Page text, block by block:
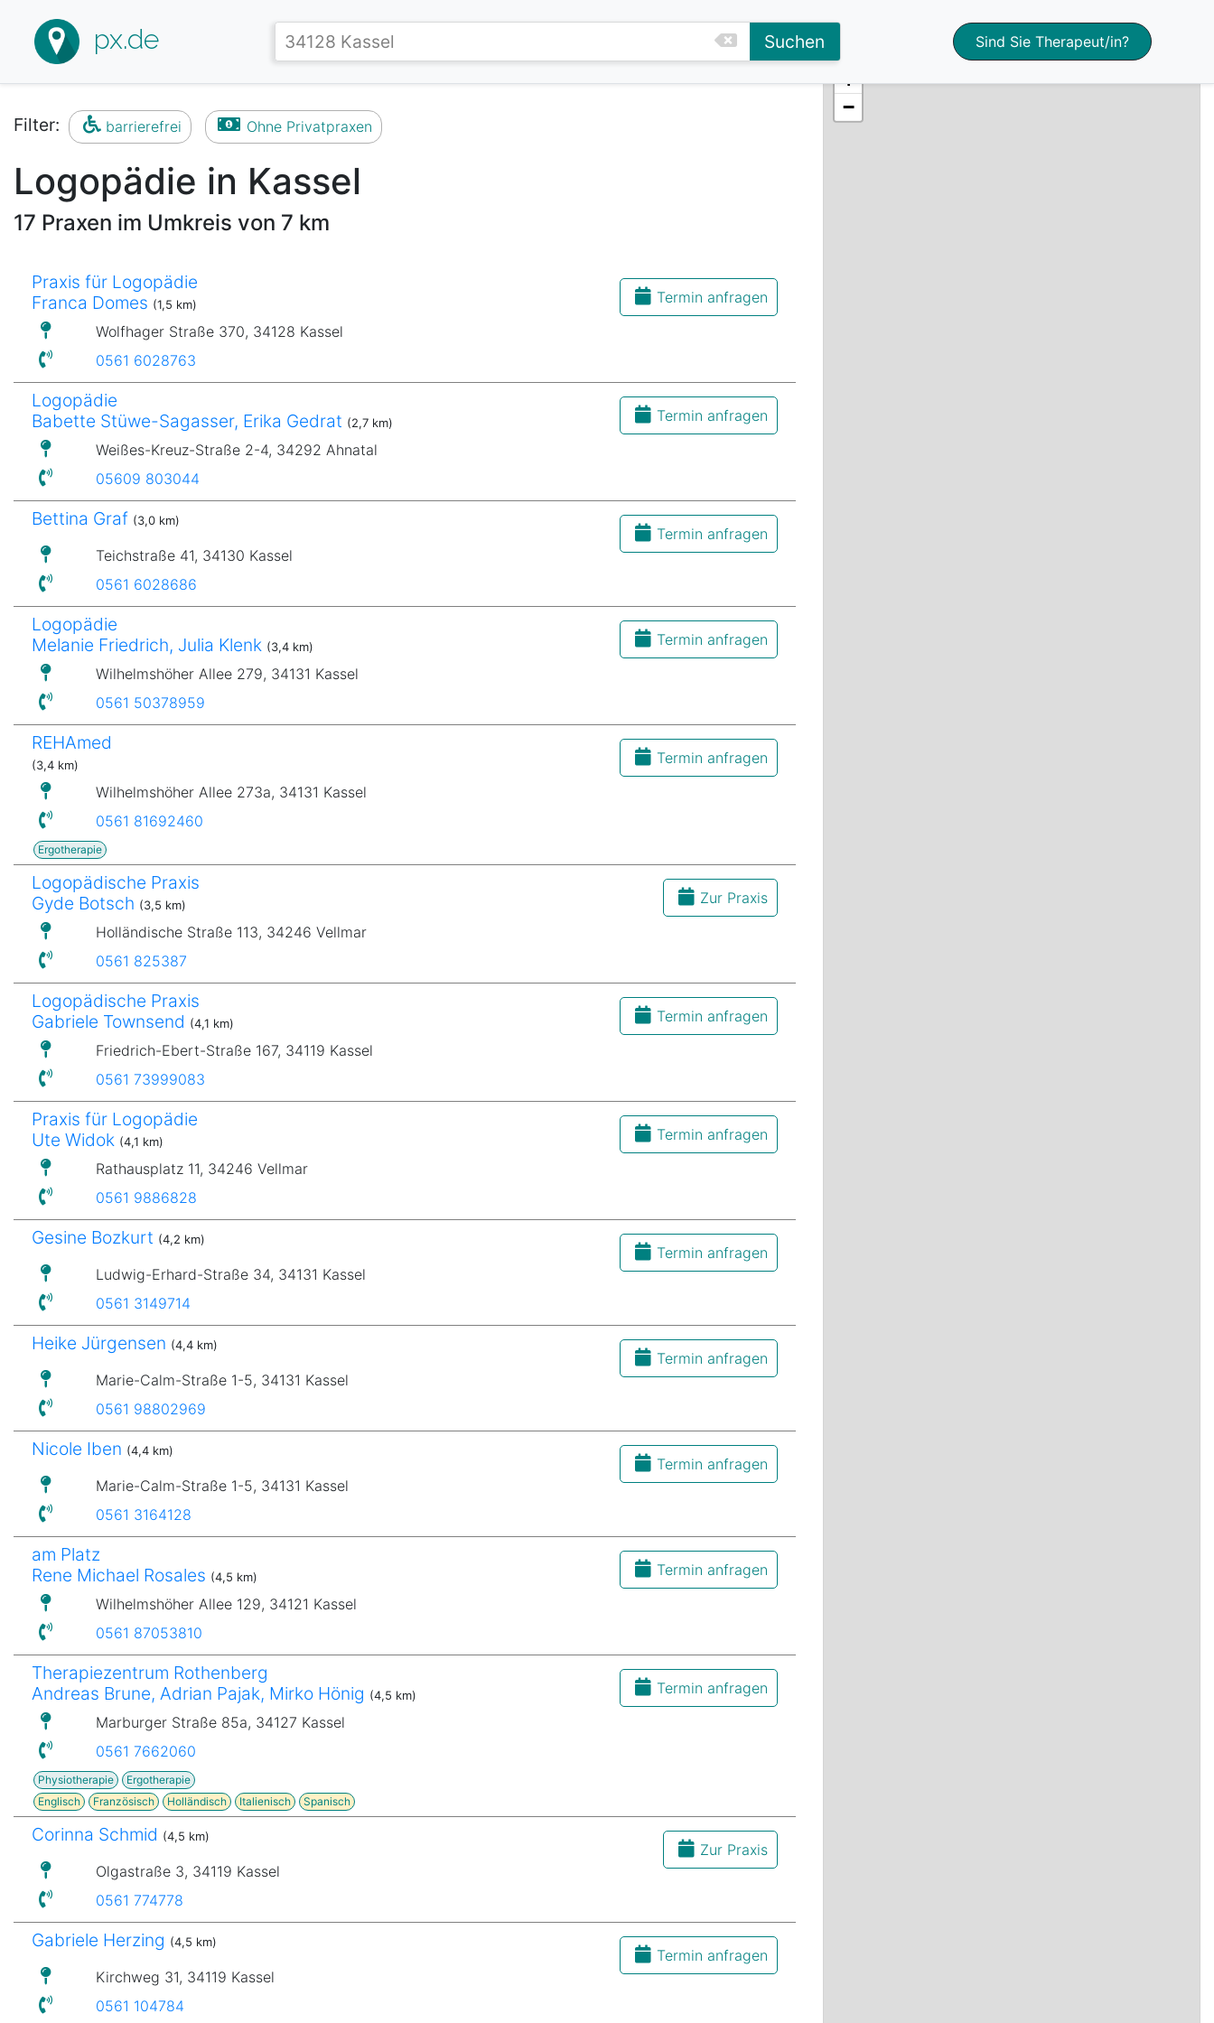
px.de Suchen Sind Sie Therapeut/in?
Filter: barrierefrei Ohne Privatpraxen
Logopädie in Kassel
17 Praxen im Umkreis von 7 km
Praxis für Logopädie
Franca Domes (1,5 km)
Termin anfragen
Wolfhager Straße 370, 34128 Kassel
0561 6028763
Logopädie
Babette Stüwe-Sagasser, Erika Gedrat (2,7 km)
Termin anfragen
Weißes-Kreuz-Straße 2-4, 34292 Ahnatal
05609 803044
Bettina Graf (3,0 km)
Termin anfragen
Teichstraße 41, 34130 Kassel
0561 6028686
Logopädie
Melanie Friedrich, Julia Klenk (3,4 km)
Termin anfragen
Wilhelmshöher Allee 279, 34131 Kassel
0561 50378959
REHAmed
(3,4 km)
Termin anfragen
Wilhelmshöher Allee 273a, 34131 Kassel
0561 81692460
Ergotherapie
Logopädische Praxis
Gyde Botsch (3,5 km)
Zur Praxis
Holländische Straße 113, 34246 Vellmar
0561 825387
Logopädische Praxis
Gabriele Townsend (4,1 km)
Termin anfragen
Friedrich-Ebert-Straße 167, 34119 Kassel
0561 73999083
Praxis für Logopädie
Ute Widok (4,1 km)
Termin anfragen
Rathausplatz 11, 34246 Vellmar
0561 9886828
Gesine Bozkurt (4,2 km)
Termin anfragen
Ludwig-Erhard-Straße 34, 34131 Kassel
0561 3149714
Heike Jürgensen (4,4 km)
Termin anfragen
Marie-Calm-Straße 1-5, 34131 Kassel
0561 98802969
Nicole Iben (4,4 km)
Termin anfragen
Marie-Calm-Straße 1-5, 34131 Kassel
0561 3164128
am Platz
Rene Michael Rosales (4,5 km)
Termin anfragen
Wilhelmshöher Allee 129, 34121 Kassel
0561 87053810
Therapiezentrum Rothenberg
Andreas Brune, Adrian Pajak, Mirko Hönig (4,5 km)
Termin anfragen
Marburger Straße 85a, 34127 Kassel
0561 7662060
Physiotherapie
Ergotherapie
Englisch
Französisch Holländisch Italienisch Spanisch
Corinna Schmid (4,5 km)
Zur Praxis
Olgastraße 3, 34119 Kassel
0561 774778
Gabriele Herzing (4,5 km)
Termin anfragen
Kirchweg 31, 34119 Kassel
0561 104784
+
−